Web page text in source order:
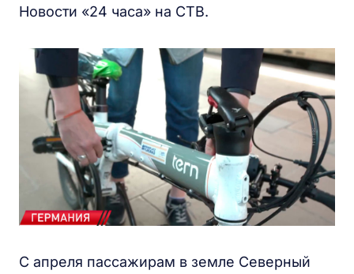
Новости «24 часа» на СТВ.
С апреля пассажирам в земле Северный